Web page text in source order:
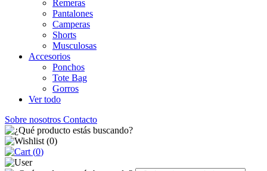
Remeras
Pantalones
Camperas
Shorts
Musculosas
Accesorios
Ponchos
Tote Bag
Gorros
Ver todo
Sobre nosotros Contacto
(0)
(0)